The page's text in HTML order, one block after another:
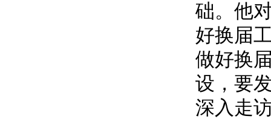
础。他
好换届
做好换
设，要
深入走